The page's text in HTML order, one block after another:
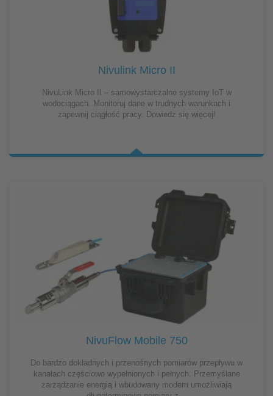
Nivulink Micro II
NivuLink Micro II – samowystarczalne systemy IoT w
wodociągach. Monitoruj dane w trudnych warunkach i
zapewnij ciągłość pracy. Dowiedz się więcej!
NivuFlow Mobile 750
Do bardzo dokładnych i przenośnych pomiarów przepływu w
kanałach częściowo wypełnionych i pełnych. Przemyślane
zarządzanie energią i wbudowany modem umożliwiają